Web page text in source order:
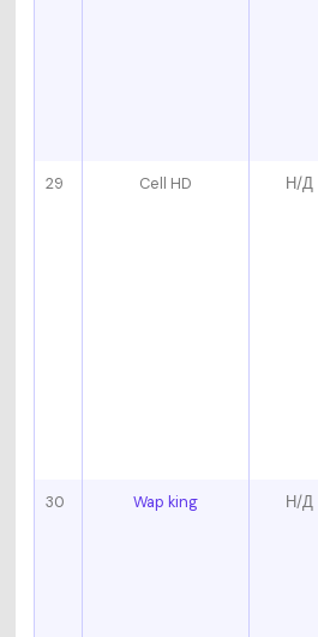
29 Cell HD Н/Д
30 Wap king Н/Д